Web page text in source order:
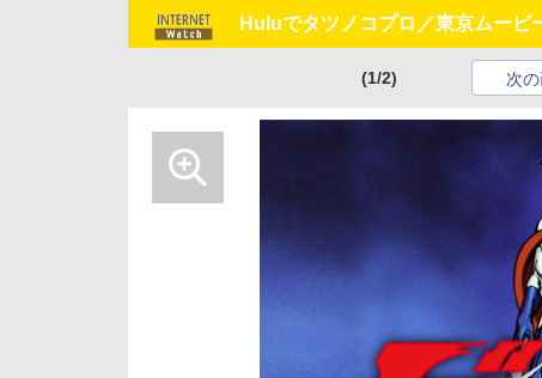
Huluでタツノコプロ／東京ムービ
(1/2) 次